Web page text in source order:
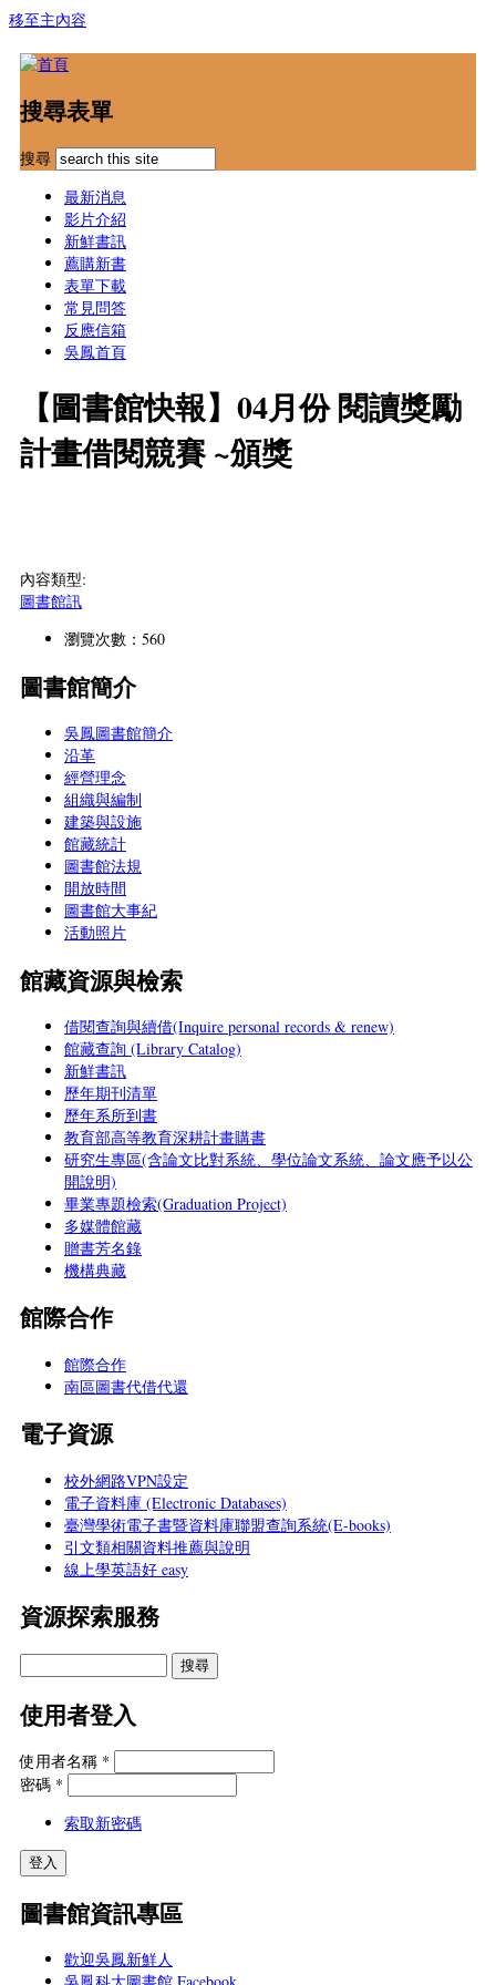
移至主內容
搜尋表單
搜尋
最新消息
影片介紹
新鮮書訊
薦購新書
表單下載
常見問答
反應信箱
吳鳳首頁
【圖書館快報】04月份 閱讀獎勵
計畫借閱競賽 ~頒獎
內容類型:
圖書館訊
瀏覽次數：560
圖書館簡介
吳鳳圖書館簡介
沿革
經營理念
組織與編制
建築與設施
館藏統計
圖書館法規
開放時間
圖書館大事紀
活動照片
館藏資源與檢索
借閱查詢與續借(Inquire personal records & renew)
館藏查詢 (Library Catalog)
新鮮書訊
歷年期刊清單
歷年系所到書
教育部高等教育深耕計畫購書
研究生專區(含論文比對系統、學位論文系統、論文應予以公
開說明)
畢業專題檢索(Graduation Project)
多媒體館藏
贈書芳名錄
機構典藏
館際合作
館際合作
南區圖書代借代還
電子資源
校外網路VPN設定
電子資料庫 (Electronic Databases)
臺灣學術電子書暨資料庫聯盟查詢系統(E-books)
引文類相關資料推薦與說明
線上學英語好 easy
資源探索服務
使用者登入
使用者名稱 *
密碼 *
索取新密碼
圖書館資訊專區
歡迎吳鳳新鮮人